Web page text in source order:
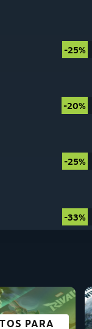
-25%
-20%
-25%
-33%
PARA